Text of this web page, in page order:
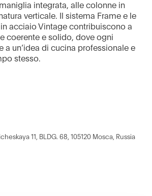
integrata, alle colonne in
verticale. Il sistema Frame e le
acciaio Vintage contribuiscono a
coerente e solido, dove ogni
a un’idea di cucina professionale e
stesso.
11, BLDG. 68, 105120 Mosca, Russia